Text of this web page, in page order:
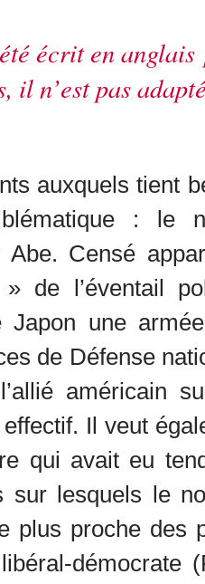
écrit en anglais
il n’est pas
auxquels tient
: le
Abe. Censé
de l’éventail
Japon une
de Défense
l’allié américain
Il veut
qui avait eu
sur lesquels le
plus proche des
démocrate